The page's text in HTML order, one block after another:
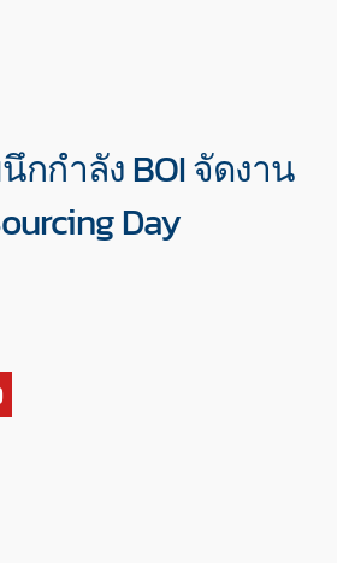
กกำลัง BOI จัดงาน
Day